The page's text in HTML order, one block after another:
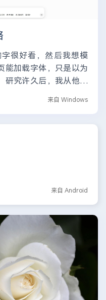
很好看，然后我想模
能加载字体，只是以为
研究许久后，我从他网
来自 Windows
来自 Android